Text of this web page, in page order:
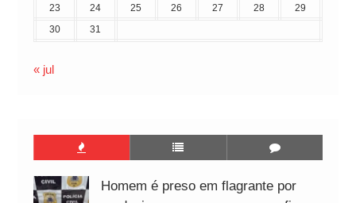
23
24 25 26 27 28
29
30
31
« jul
Homem é preso em flagrante por